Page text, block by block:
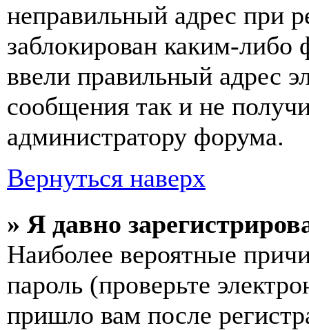
неправильный адрес при
заблокирован каким-
ввели правильный адрес
сообщения так и не
администратору форума.
Вернуться наверх
» Я давно
Наиболее вероятные
пароль (проверьте
пришло вам после